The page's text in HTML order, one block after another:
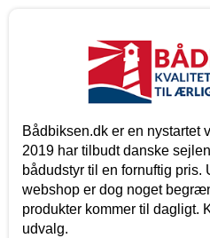
Bådbiksen.dk er en nystartet
2019 har tilbudt danske
bådudstyr til en fornuftig pris.
webshop er dog noget
produkter kommer til dagligt.
udvalg.